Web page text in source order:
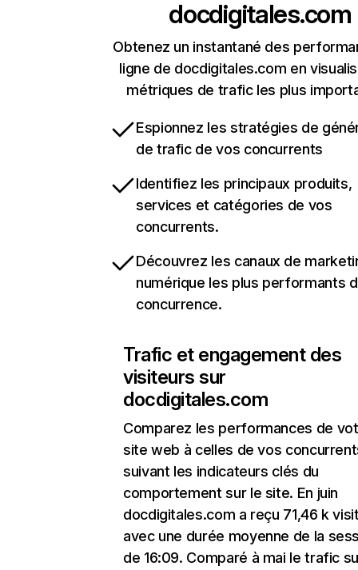
docdigitales.com
Obtenez un instantané des
ligne de docdigitales.com en
métriques de trafic les plus
Espionnez les stratégies de
de trafic de vos concurrents
Identifiez les principaux produits,
services et catégories de vos
concurrents.
Découvrez les canaux de
numérique les plus performants
concurrence.
Trafic et engagement des
visiteurs sur
docdigitales.com
Comparez les performances de
site web à celles de vos
suivant les indicateurs clés du
comportement sur le site. En juin
docdigitales.com a reçu 71,46 k
avec une durée moyenne de la
de 16:09. Comparé à mai le trafic